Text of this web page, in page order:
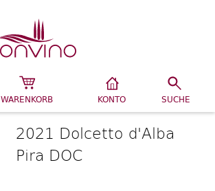
WARENKORB KONTO SUCHE
2021 Dolcetto d'Alba
Pira DOC